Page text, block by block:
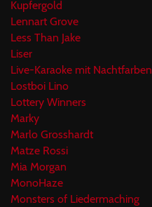
Kupfergold
Lennart Grove
Less Than Jake
Liser
Live-Karaoke mit Nachtfarben
Lostboi Lino
Lottery Winners
Marky
Marlo Grosshardt
Matze Rossi
Mia Morgan
MonoHaze
Monsters of Liedermaching